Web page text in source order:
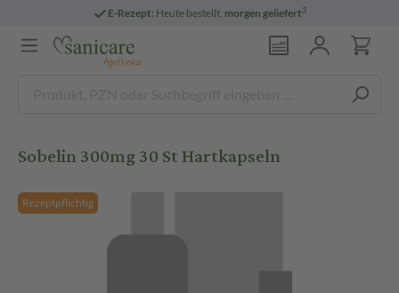
E-Rezept: Heute bestellt, morgen geliefert3
Sobelin 300mg 30 St Hartkapseln
Rezeptpflichtig